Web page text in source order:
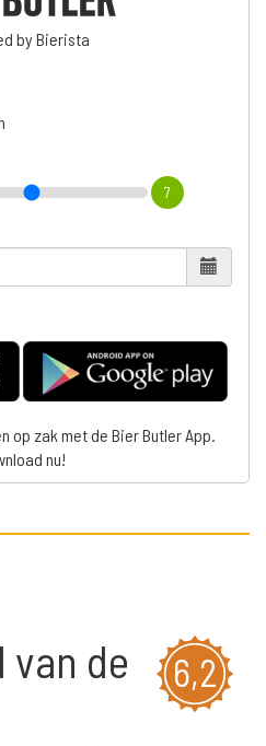
by Bierista
7
op zak met de Bier Butler App.
nu!
6,2
van de